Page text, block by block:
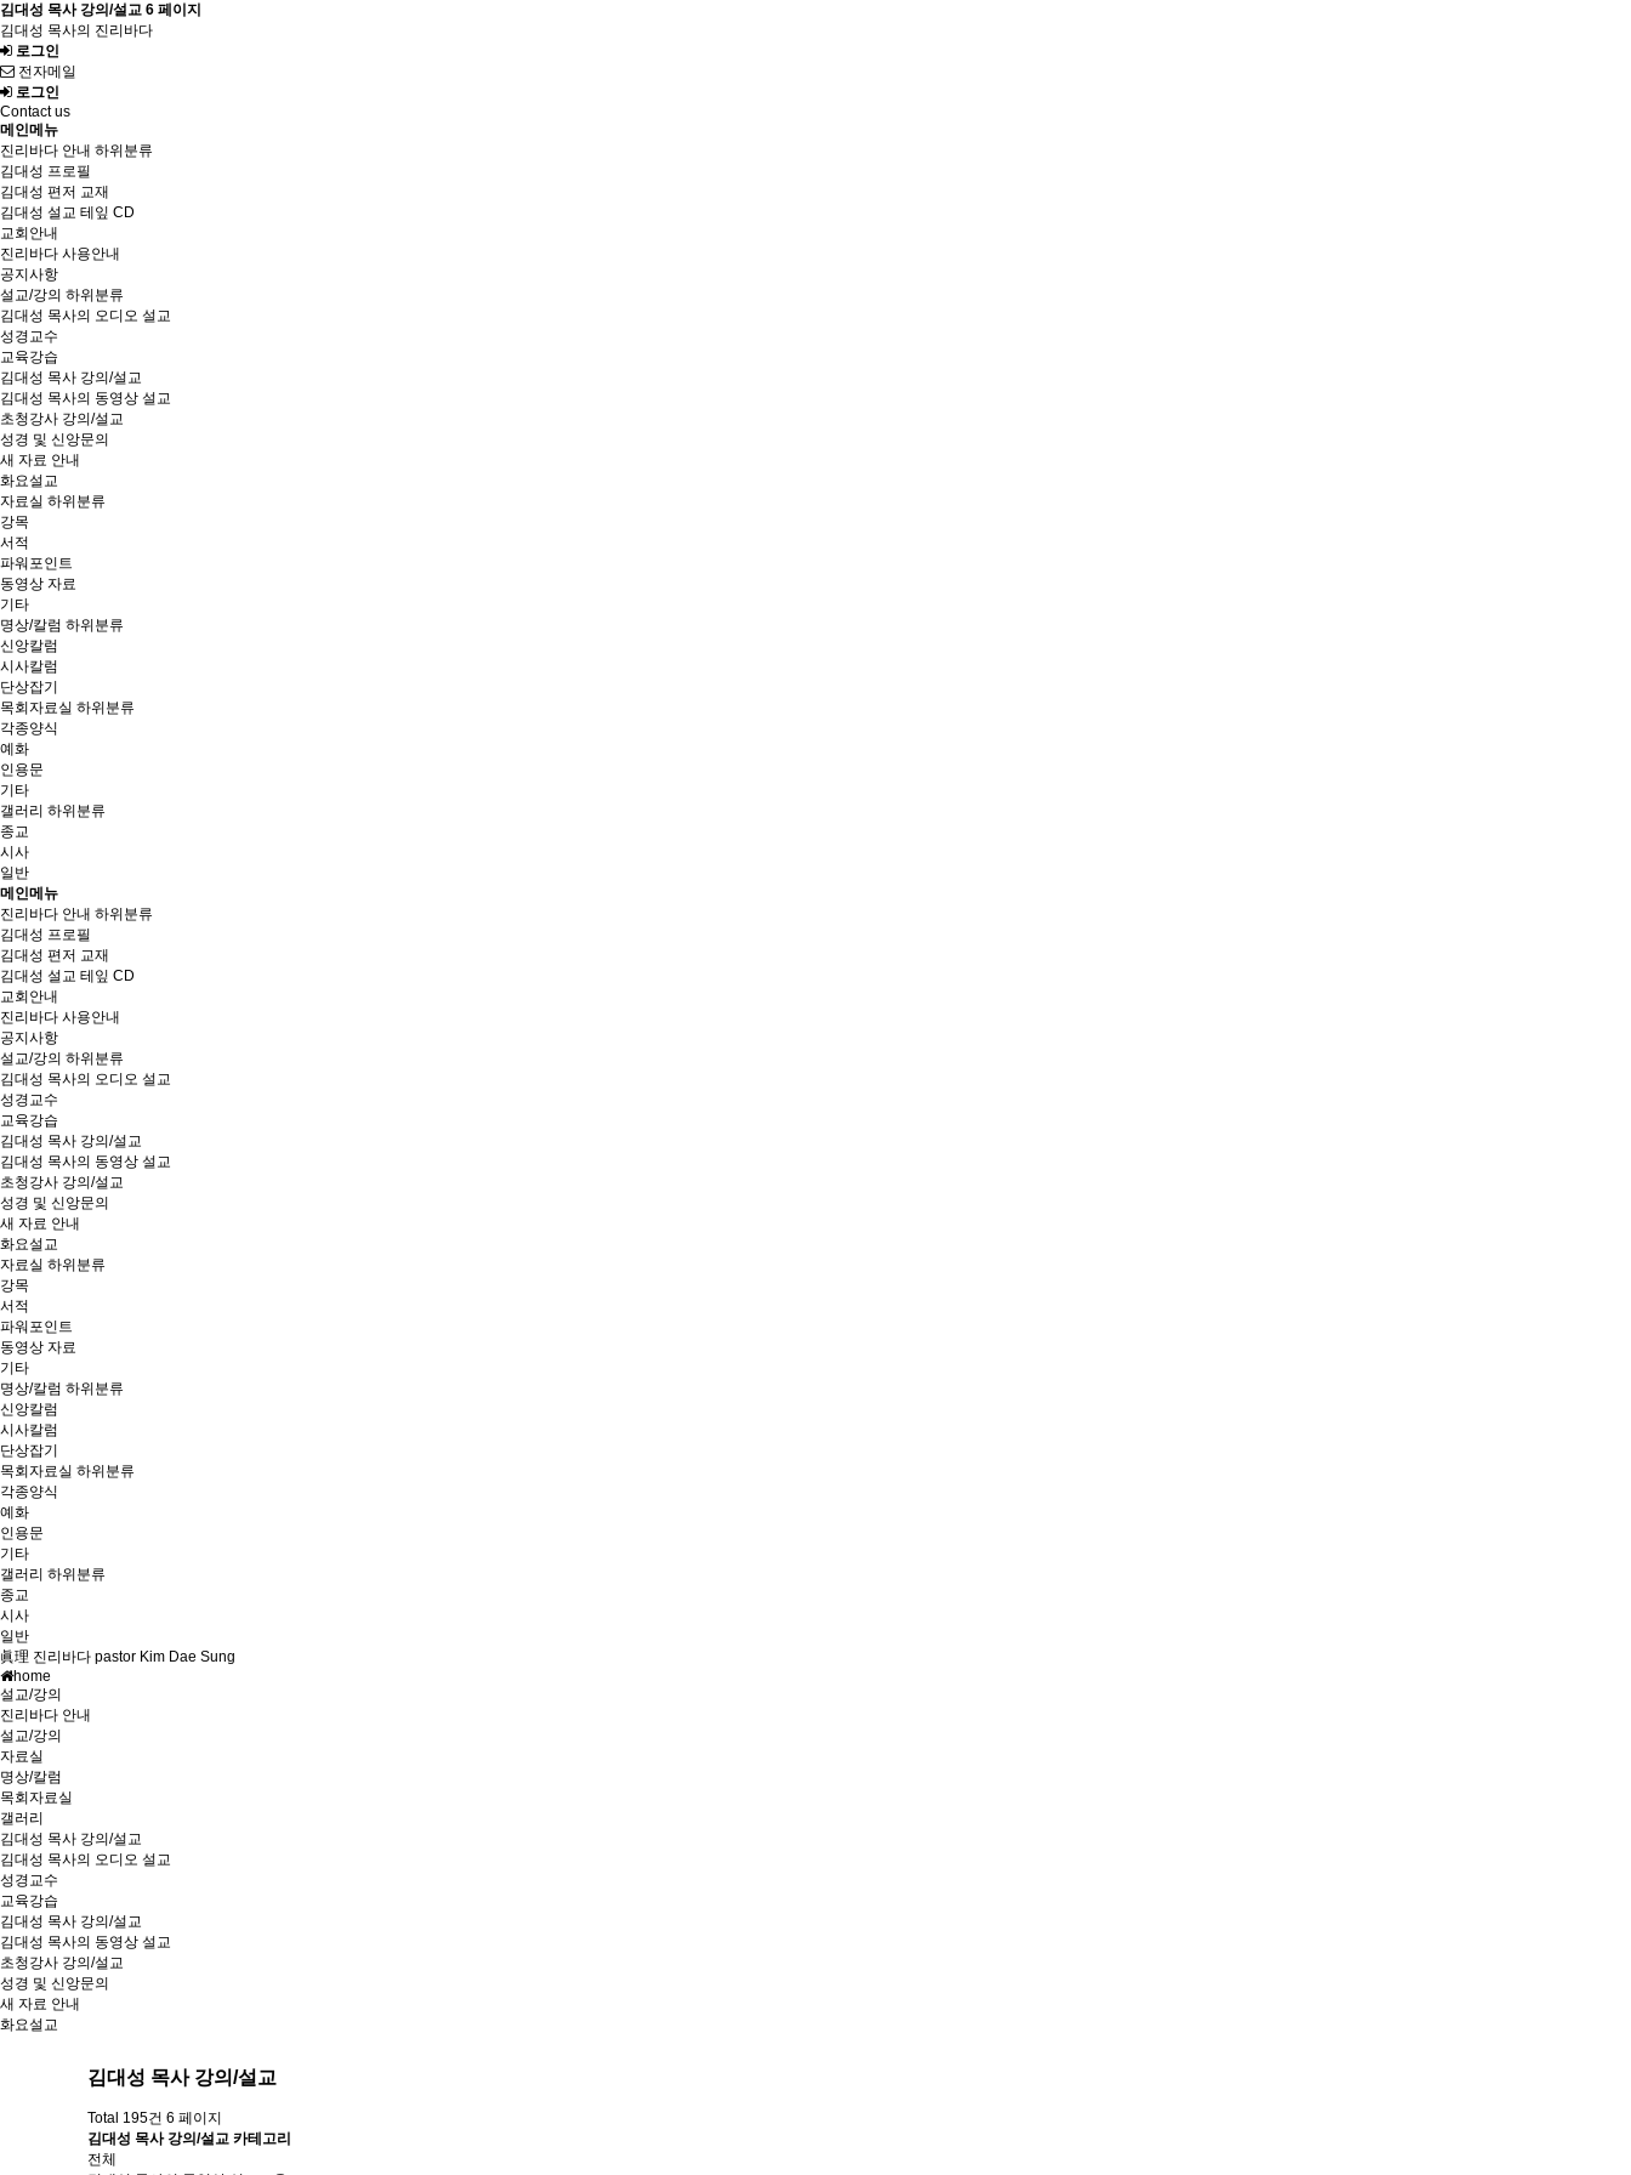
김대성 목사 강의/설교 6 페이지
김대성 목사의 진리바다
로그인
전자메일
로그인
Contact us
메인메뉴
진리바다 안내 하위분류
김대성 프로필
김대성 편저 교재
김대성 설교 테잎 CD
교회안내
진리바다 사용안내
공지사항
설교/강의 하위분류
김대성 목사의 오디오 설교
성경교수
교육강습
김대성 목사 강의/설교
김대성 목사의 동영상 설교
초청강사 강의/설교
성경 및 신앙문의
새 자료 안내
화요설교
자료실 하위분류
강목
서적
파워포인트
동영상 자료
기타
명상/칼럼 하위분류
신앙칼럼
시사칼럼
단상잡기
목회자료실 하위분류
각종양식
예화
인용문
기타
갤러리 하위분류
종교
시사
일반
메인메뉴
진리바다 안내 하위분류
김대성 프로필
김대성 편저 교재
김대성 설교 테잎 CD
교회안내
진리바다 사용안내
공지사항
설교/강의 하위분류
김대성 목사의 오디오 설교
성경교수
교육강습
김대성 목사 강의/설교
김대성 목사의 동영상 설교
초청강사 강의/설교
성경 및 신앙문의
새 자료 안내
화요설교
자료실 하위분류
강목
서적
파워포인트
동영상 자료
기타
명상/칼럼 하위분류
신앙칼럼
시사칼럼
단상잡기
목회자료실 하위분류
각종양식
예화
인용문
기타
갤러리 하위분류
종교
시사
일반
眞理 진리바다 pastor Kim Dae Sung
home
설교/강의
진리바다 안내
설교/강의
자료실
명상/칼럼
목회자료실
갤러리
김대성 목사 강의/설교
김대성 목사의 오디오 설교
성경교수
교육강습
김대성 목사 강의/설교
김대성 목사의 동영상 설교
초청강사 강의/설교
성경 및 신앙문의
새 자료 안내
화요설교
김대성 목사 강의/설교
Total 195건 6 페이지
김대성 목사 강의/설교 카테고리
전체